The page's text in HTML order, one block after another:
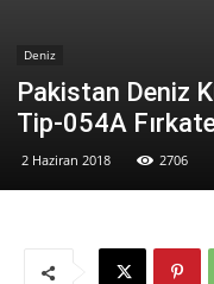
Deniz
Pakistan Deniz
Tip-054A
2 Haziran 2018 2706